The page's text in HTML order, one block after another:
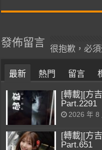
發佈留言
很抱歉，必須
最新 熱門 留言
[轉載][方
Part.2291
2026 年 8
[轉載][方
Part.651